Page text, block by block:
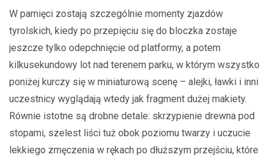
W pamięci zostają szczególnie momenty zjazdów
tyrolskich, kiedy po przepięciu się do bloczka zostaje
jeszcze tylko odepchnięcie od platformy, a potem
kilkusekundowy lot nad terenem parku, w którym wszystko
poniżej kurczy się w miniaturową scenę – alejki, ławki i inni
uczestnicy wyglądają wtedy jak fragment dużej makiety.
Równie istotne są drobne detale: skrzypienie drewna pod
stopami, szelest liści tuż obok poziomu twarzy i uczucie
lekkiego zmęczenia w rękach po dłuższym przejściu, które